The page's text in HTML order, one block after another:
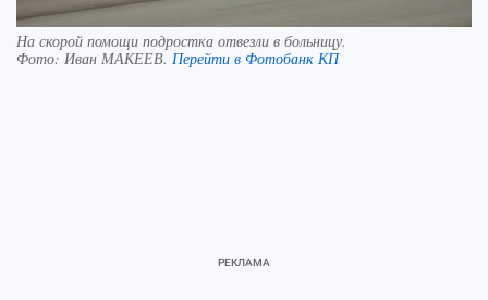
На скорой помощи подростка отвезли в больницу.
Фото: Иван МАКЕЕВ. Перейти в Фотобанк КП